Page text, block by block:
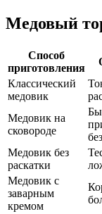
Медовый
Способ
приготовления
Классический
медовик
Медовик на
сковороде
Медовик без
раскатки
Медовик с
заварным
кремом